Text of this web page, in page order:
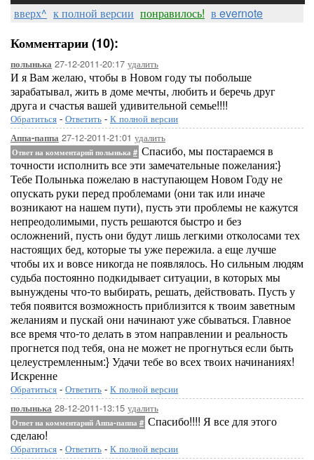
вверх^ к полной версии понравилось! в evernote
Комментарии (10):
полынька 27-12-2011-20:17 удалить
И я Вам желаю, чтобы в Новом году ты побольше
зарабатывал, жить в доме мечты, любить и беречь друг
друга и счастья вашей удивительной семье!!!!
Обратиться - Ответить - К полной версии
Аппа-паппа 27-12-2011-21:01 удалить
Ответ на комментарий полынька # Спасибо, мы постараемся в
точности исполнить все эти замечательные пожелания:}
Тебе Полынька пожелаю в наступающем Новом Году не
опускать руки перед проблемами (они так или иначе
возникают на нашем пути), пусть эти проблемы не кажутся
непреодолимыми, пусть решаются быстро и без
осложнений, пусть они будут лишь легкими отколосами тех
настоящих бед, которые ты уже пережила. а еще лучше
чтобы их и вовсе никогда не появлялось. Но сильным людям
судьба постоянно подкидывает ситуации, в которых мы
вынуждены что-то выбирать, решать, действовать. Пусть у
тебя появится возможность приблизится к твоим заветным
желаниям и пускай они начинают уже сбываться. Главное
все время что-то делать в этом направлении и реальность
прогнется под тебя, она не может не прогнуться если быть
целеустремленным:} Удачи тебе во всех твоих начинаниях!
Искренне
Обратиться - Ответить - К полной версии
полынька 28-12-2011-13:15 удалить
Ответ на комментарий Аппа-паппа # Спасибо!!!! Я все для этого
сделаю!
Обратиться - Ответить - К полной версии